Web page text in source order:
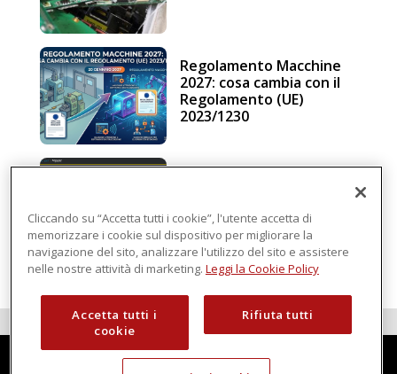
Regolamento Macchine
2027: cosa cambia con il
Regolamento (UE)
2023/1230
intelligenza in cloud
Cliccando su “Accetta tutti i cookie”, l'utente accetta di
memorizzare i cookie sul dispositivo per migliorare la
navigazione del sito, analizzare l'utilizzo del sito e assistere
nelle nostre attività di marketing. Leggi la Cookie Policy
Accetta tutti i
cookie
Rifiuta tutti